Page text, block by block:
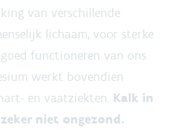
van verschillende
lichaam, voor sterke
functioneren van ons
werkt bovendien
en vaatziekten. Kalk in
niet ongezond.